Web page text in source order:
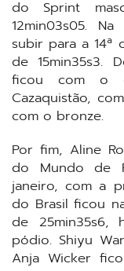
do Sprint
12min03s05.
subir para a 14ª
de 15min35s3.
ficou com o
Cazaquistão,
com o bronze.
Por fim, Aline
do Mundo de
janeiro, com a
do Brasil ficou
de
pódio. Shiyu
Anja Wicker